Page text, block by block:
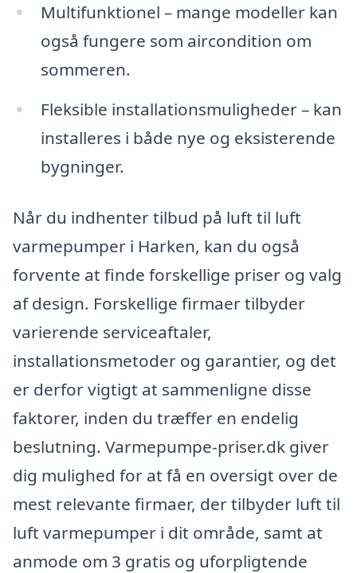
Multifunktionel – mange modeller kan
også fungere som aircondition om
sommeren.
Fleksible installationsmuligheder – kan
installeres i både nye og eksisterende
bygninger.
Når du indhenter tilbud på luft til luft
varmepumper i Harken, kan du også
forvente at finde forskellige priser og valg
af design. Forskellige firmaer tilbyder
varierende serviceaftaler,
installationsmetoder og garantier, og det
er derfor vigtigt at sammenligne disse
faktorer, inden du træffer en endelig
beslutning. Varmepumpe-priser.dk giver
dig mulighed for at få en oversigt over de
mest relevante firmaer, der tilbyder luft til
luft varmepumper i dit område, samt at
anmode om 3 gratis og uforpligtende